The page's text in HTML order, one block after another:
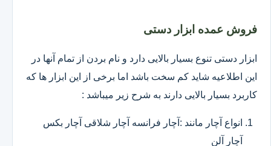
فروش عمده ابزار دستی
ابزار دستی تنوع بسیار بالایی دارد و نام بردن از تمام آنها در
این اطلاعیه شاید کم سخت باشد اما برخی از این ابزار ها که
کاربرد بسیار بالایی دارند به شرح زیر میباشد :
انواع آچار مانند :آچار فرانسه آچار شلاقی آچار بکس
آچار آلن